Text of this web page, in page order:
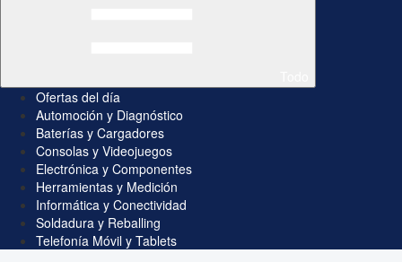
Ofertas del día
Automoción y Diagnóstico
Baterías y Cargadores
Consolas y Videojuegos
Electrónica y Componentes
Herramientas y Medición
Informática y Conectividad
Soldadura y Reballing
Telefonía Móvil y Tablets